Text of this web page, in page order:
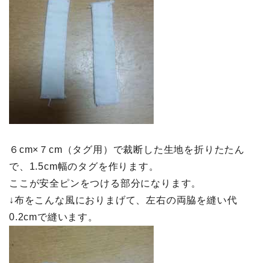
６cm×７cm（タグ用）で裁断した生地を折りたたん
で、1.5cm幅のタグを作ります。
ここが安全ピンをつける部分になります。
↓布をこんな風におりまげて、左右の両脇を縫い代
0.2cmで縫います。